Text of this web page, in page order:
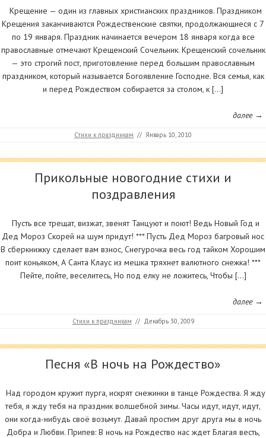
Крещение — один из главных христианских праздников. Праздником
Крещения заканчиваются Рождественские святки, продолжающиеся с 7
по 19 января. Праздник начинается вечером 18 января когда все
православные отмечают Крещенский Сочельник. Крещенский сочельник
— это строгий пост, приготовление перед большим православным
праздником, который называется Богоявление Господне. Вся семья, как
и перед Рождеством собирается за столом, к […]
далее →
Стихи к праздникам // Январь 10, 2010
Прикольные новогодние стихи и
поздравления
Пусть все трещат, визжат, звенят Танцуют и поют! Ведь Новый Год и
Дед Мороз Скорей на шум придут! *** Пусть Дед Мороз багровый нос
В сберкнижку сделает вам взнос, Снегурочка весь год тайком Хорошим
поит коньяком, А Санта Клаус из мешка тряхнет валютного снежка! ***
Пейте, пойте, веселитесь, Но под елку не ложитесь, Чтобы […]
далее →
Стихи к праздникам // Декабрь 30, 2009
Песня «В ночь на Рождество»
Над городом кружит пурга, искрят снежинки в танце Рождества. Я жду
тебя, я жду тебя на праздник волшебной зимы. Часы идут, идут, идут,
они когда-нибудь своё возьмут. Давай простим друг друга мы в ночь
Добра и Любви. Припев: В ночь на Рождество нас ждет Благая весть,